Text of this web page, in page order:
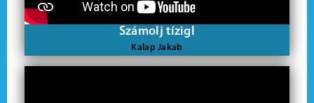
Számolj tízigl
Kalap Jakab